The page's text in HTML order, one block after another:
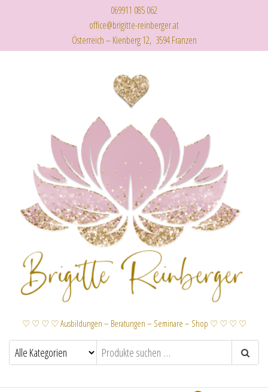
069911 085 062
office@brigitte-reinberger.at
Österreich – Kienberg 12, 3594 Franzen
♡ ♡ ♡ ♡ Ausbildungen – Beratungen – Seminare – Shop ♡ ♡ ♡ ♡